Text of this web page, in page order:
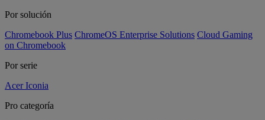
Por solución
Chromebook Plus ChromeOS Enterprise Solutions Cloud Gaming
on Chromebook
Por serie
Acer Iconia
Pro categoría